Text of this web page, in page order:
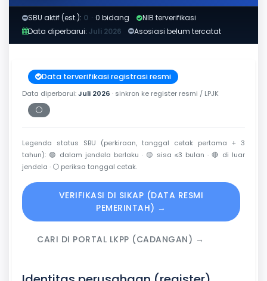
SBU aktif (est.): 0 · 0 bidang
NIB terverifikasi
Data diperbarui: Juli 2026 Asosiasi belum tercatat
Data terverifikasi registrasi resmi
Data diperbarui:Juli 2026 · sinkron ke register resmi / LPJK
⚪
Periksa tanggal cetak
Legenda status SBU (perkiraan, tanggal cetak pertama + 3
tahun): 🟢 dalam jendela berlaku · 🟡 sisa ≤3 bulan · 🔴 di luar
jendela · ⚪ periksa tanggal cetak.
VERIFIKASI DI SIKAP (DATA RESMI
PEMERINTAH) →
CARI DI PORTAL LKPP (CADANGAN) →